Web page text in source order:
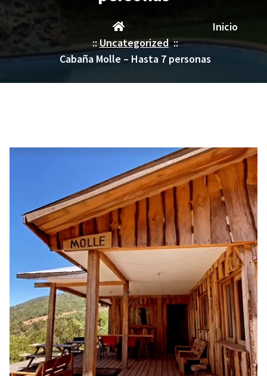
Inicio
::Uncategorized::
Cabaña Molle – Hasta 7 personas